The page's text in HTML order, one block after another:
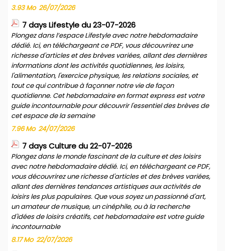
3.93 Mo 26/07/2026
7 days Lifestyle du 23-07-2026
Plongez dans l’espace Lifestyle avec notre hebdomadaire
dédié. Ici, en téléchargeant ce PDF, vous découvrirez une
richesse d'articles et des brèves variées, allant des dernières
informations dont les activités quotidiennes, les loisirs,
l'alimentation, l'exercice physique, les relations sociales, et
tout ce qui contribue à façonner notre vie de façon
quotidienne. Cet hebdomadaire en format express est votre
guide incontournable pour découvrir l'essentiel des brèves de
cet espace de la semaine
7.96 Mo 24/07/2026
7 days Culture du 22-07-2026
Plongez dans le monde fascinant de la culture et des loisirs
avec notre hebdomadaire dédié. Ici, en téléchargeant ce PDF,
vous découvrirez une richesse d'articles et des brèves variées,
allant des dernières tendances artistiques aux activités de
loisirs les plus populaires. Que vous soyez un passionné d'art,
un amateur de musique, un cinéphile, ou à la recherche
d'idées de loisirs créatifs, cet hebdomadaire est votre guide
incontournable
8.17 Mo 22/07/2026